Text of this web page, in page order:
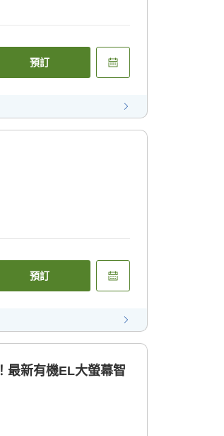
預訂
預訂
最新有機EL大螢幕智